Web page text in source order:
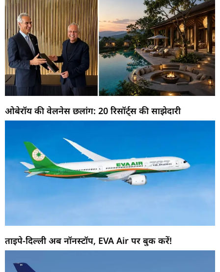
ओबेरॉय की वेलनेस छलांग: 20 रिसॉर्ट्स की साझेदारी
ताइपे-दिल्ली अब नॉनस्टॉप, EVA Air पर बुक करें!